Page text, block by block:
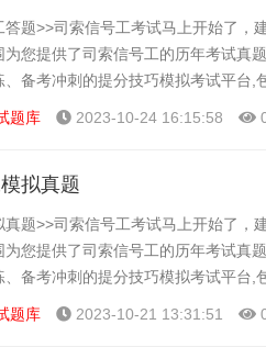
题>>司索信号工考试马上开始了，
您提供了司索信号工的历年考试真
、备考冲刺的提分技巧模拟考试平台
家可以在这里了解一下司索信号工的
题库 2023-10-24 16:15:58
拟真题
题>>司索信号工考试马上开始了，
您提供了司索信号工的历年考试真
、备考冲刺的提分技巧模拟考试平台
家可以在这里了解一下司索信号工的
题库 2023-10-21 13:31:51